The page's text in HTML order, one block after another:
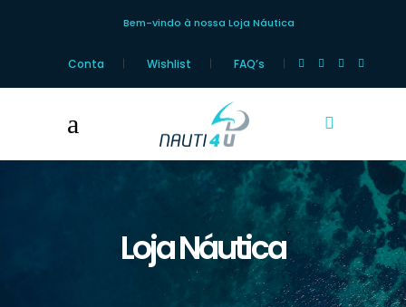
Bem-vindo à nossa Loja Náutica
Conta Wishlist FAQ’s
Loja Náutica